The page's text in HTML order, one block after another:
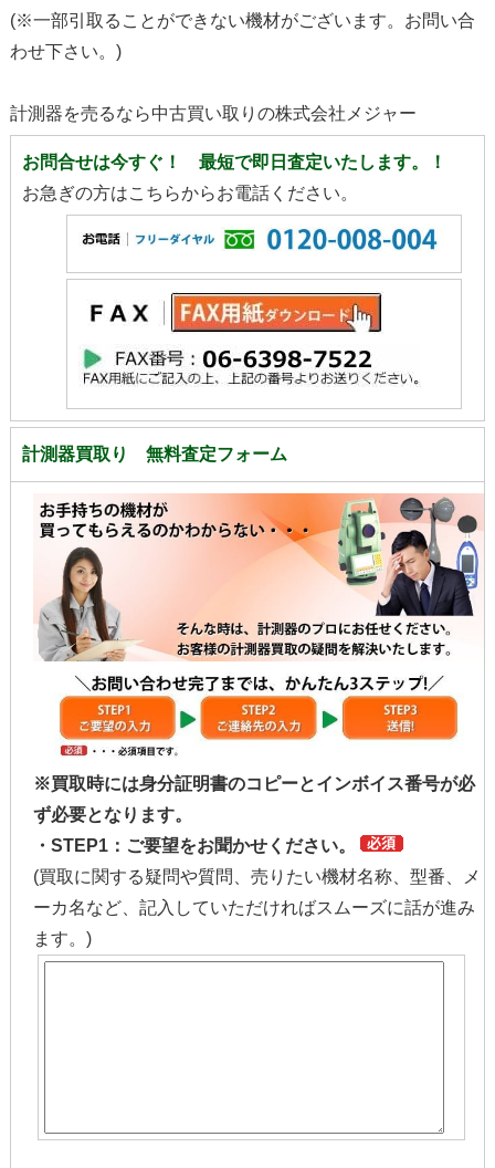
(※一部引取ることができない機材がございます。お問い合
わせ下さい。)
計測器を売るなら中古買い取りの株式会社メジャー
お問合せは今すぐ！ 最短で即日査定いたします。！
お急ぎの方はこちらからお電話ください。
計測器買取り 無料査定フォーム
※買取時には身分証明書のコピーとインボイス番号が必
ず必要となります。
・STEP1：ご要望をお聞かせください。
(買取に関する疑問や質問、売りたい機材名称、型番、メ
ーカ名など、記入していただければスムーズに話が進み
ます。)